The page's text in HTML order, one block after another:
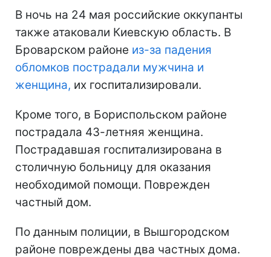
В ночь на 24 мая российские оккупанты
также атаковали Киевскую область. В
Броварском районе из-за падения
обломков пострадали мужчина и
женщина, их госпитализировали.
Кроме того, в Бориспольском районе
пострадала 43-летняя женщина.
Пострадавшая госпитализирована в
столичную больницу для оказания
необходимой помощи. Поврежден
частный дом.
По данным полиции, в Вышгородском
районе повреждены два частных дома.